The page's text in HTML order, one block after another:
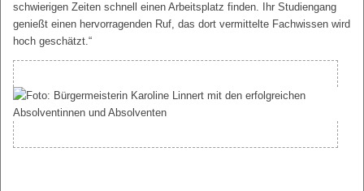
schwierigen Zeiten schnell einen Arbeitsplatz finden. Ihr Studiengang
genießt einen hervorragenden Ruf, das dort vermittelte Fachwissen wird
hoch geschätzt.“